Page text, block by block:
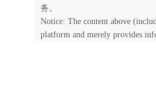
务。
Notice: The content above
platform and merely provides